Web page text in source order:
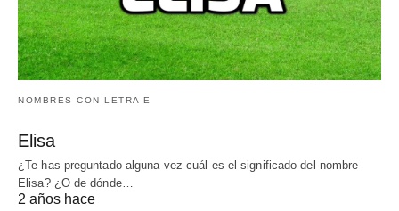
NOMBRES CON LETRA E
Elisa
¿Te has preguntado alguna vez cuál es el significado del nombre
Elisa? ¿O de dónde…
2 años hace